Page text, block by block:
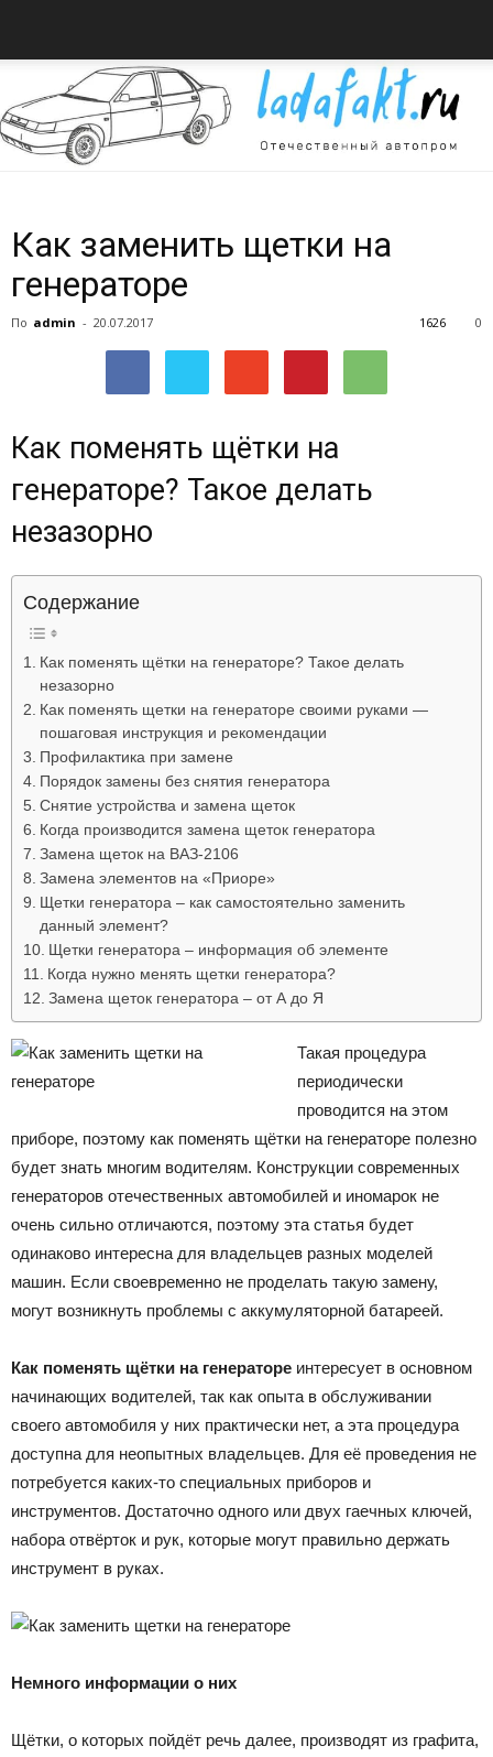
Как заменить щетки на
генераторе
По admin - 20.07.2017 0
1626
Как поменять щётки на
генераторе? Такое делать
незазорно
Содержание
Как поменять щётки на генераторе? Такое делать
незазорно
Как поменять щетки на генераторе своими руками —
пошаговая инструкция и рекомендации
Профилактика при замене
Порядок замены без снятия генератора
Снятие устройства и замена щеток
Когда производится замена щеток генератора
Замена щеток на ВАЗ-2106
Замена элементов на «Приоре»
Щетки генератора – как самостоятельно заменить
данный элемент?
Щетки генератора – информация об элементе
Когда нужно менять щетки генератора?
Замена щеток генератора – от А до Я
Такая процедура
периодически
проводится на этом
приборе, поэтому как поменять щётки на генераторе полезно
будет знать многим водителям. Конструкции современных
генераторов отечественных автомобилей и иномарок не
очень сильно отличаются, поэтому эта статья будет
одинаково интересна для владельцев разных моделей
машин. Если своевременно не проделать такую замену,
могут возникнуть проблемы с аккумуляторной батареей.
Как поменять щётки на генераторе интересует в основном
начинающих водителей, так как опыта в обслуживании
своего автомобиля у них практически нет, а эта процедура
доступна для неопытных владельцев. Для её проведения не
потребуется каких-то специальных приборов и
инструментов. Достаточно одного или двух гаечных ключей,
набора отвёрток и рук, которые могут правильно держать
инструмент в руках.
Немного информации о них
Щётки, о которых пойдёт речь далее, производят из графита,